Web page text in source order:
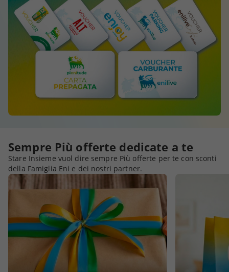
Sempre Più offerte dedicate a te
Stare Insieme vuol dire sempre Più offerte per te con sconti
della Famiglia Eni e dei nostri partner.